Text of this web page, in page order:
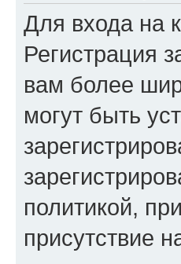
Для входа на
Регистрация
вам более
могут быть
политикой,
присутствие